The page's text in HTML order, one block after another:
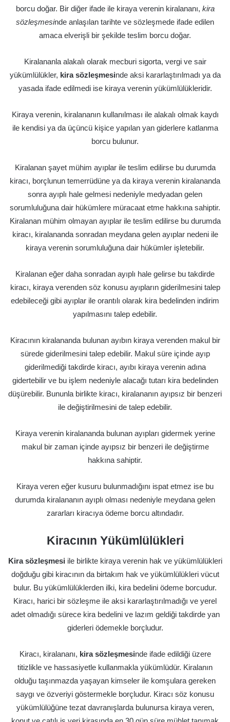
borcu doğar. Bir diğer ifade ile kiraya verenin kiralananı, kira
sözleşmesinde anlaşılan tarihte ve sözleşmede ifade edilen
amaca elverişli bir şekilde teslim borcu doğar.
Kiralananla alakalı olarak mecburi sigorta, vergi ve sair
yükümlülükler, kira sözleşmesinde aksi kararlaştırılmadı ya da
yasada ifade edilmedi ise kiraya verenin yükümlülükleridir.
Kiraya verenin, kiralananın kullanılması ile alakalı olmak kaydı
ile kendisi ya da üçüncü kişice yapılan yan giderlere katlanma
borcu bulunur.
Kiralanan şayet mühim ayıplar ile teslim edilirse bu durumda
kiracı, borçlunun temerrüdüne ya da kiraya verenin kiralananda
sonra ayıplı hale gelmesi nedeniyle medyadan gelen
sorumluluğuna dair hükümlere müracaat etme hakkına sahiptir.
Kiralanan mühim olmayan ayıplar ile teslim edilirse bu durumda
kiracı, kiralananda sonradan meydana gelen ayıplar nedeni ile
kiraya verenin sorumluluğuna dair hükümler işletebilir.
Kiralanan eğer daha sonradan ayıplı hale gelirse bu takdirde
kiracı, kiraya verenden söz konusu ayıpların giderilmesini talep
edebileceği gibi ayıplar ile orantılı olarak kira bedelinden indirim
yapılmasını talep edebilir.
Kiracının kiralananda bulunan ayıbın kiraya verenden makul bir
sürede giderilmesini talep edebilir. Makul süre içinde ayıp
giderilmediği takdirde kiracı, ayıbı kiraya verenin adına
gidertebilir ve bu işlem nedeniyle alacağı tutarı kira bedelinden
düşürebilir. Bununla birlikte kiracı, kiralananın ayıpsız bir benzeri
ile değiştirilmesini de talep edebilir.
Kiraya verenin kiralananda bulunan ayıpları gidermek yerine
makul bir zaman içinde ayıpsız bir benzeri ile değiştirme
hakkına sahiptir.
Kiraya veren eğer kusuru bulunmadığını ispat etmez ise bu
durumda kiralananın ayıplı olması nedeniyle meydana gelen
zararları kiracıya ödeme borcu altındadır.
Kiracının Yükümlülükleri
Kira sözleşmesi ile birlikte kiraya verenin hak ve yükümlülükleri
doğduğu gibi kiracının da birtakım hak ve yükümlülükleri vücut
bulur. Bu yükümlülüklerden ilki, kira bedelini ödeme borcudur.
Kiracı, harici bir sözleşme ile aksi kararlaştırılmadığı ve yerel
adet olmadığı sürece kira bedelini ve lazım geldiği takdirde yan
giderleri ödemekle borçludur.
Kiracı, kiralananı, kira sözleşmesinde ifade edildiği üzere
titizlikle ve hassasiyetle kullanmakla yükümlüdür. Kiralanın
olduğu taşınmazda yaşayan kimseler ile komşulara gereken
saygı ve özveriyi göstermekle borçludur. Kiracı söz konusu
yükümlülüğüne tezat davranışlarda bulunursa kiraya veren,